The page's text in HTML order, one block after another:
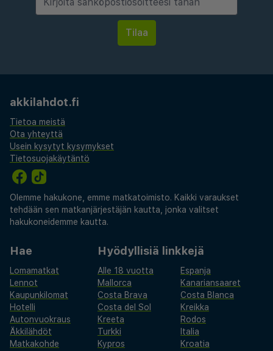
akkilahdot.fi
Tietoa meistä
Ota yhteyttä
Usein kysytyt kysymykset
Tietosuojakäytäntö
Olemme hakukone, emme matkatoimisto. Kaikki varaukset
tehdään sen matkanjärjestäjän kautta, jonka valitset
hakukoneidemme kautta.
Hae
Lomamatkat
Lennot
Kaupunkilomat
Hotelli
Autonvuokraus
Äkkilähdöt
Matkakohde
Hyödyllisiä linkkejä
Alle 18 vuotta
Espanja
Mallorca
Kanariansaaret
Costa Brava
Costa Blanca
Costa del Sol
Kreikka
Kreeta
Rodos
Turkki
Italia
Kypros
Kroatia